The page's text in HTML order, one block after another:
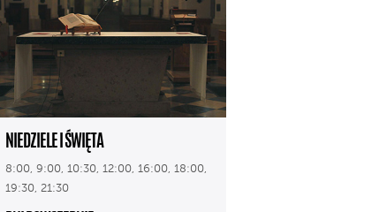
NIEDZIELE I ŚWIĘTA
8:00, 9:00, 10:30, 12:00, 16:00, 18:00,
19:30, 21:30